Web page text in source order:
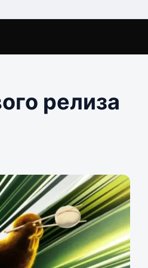
релиза